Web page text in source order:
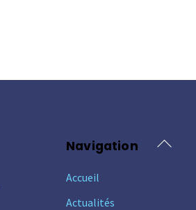
Back
Navigation
Accueil
Actualités